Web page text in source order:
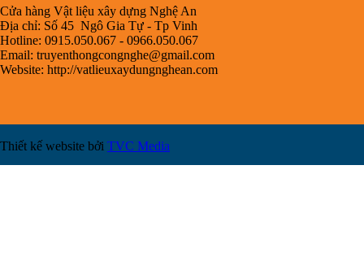
Cửa hàng Vật liệu xây dựng Nghệ An
Địa chỉ: Số 45 Ngô Gia Tự - Tp Vinh
Hotline: 0915.050.067 - 0966.050.067
Email: truyenthongcongnghe@gmail.com
Website: http://vatlieuxaydungnghean.com
Thiết kế website bởi TVC Media